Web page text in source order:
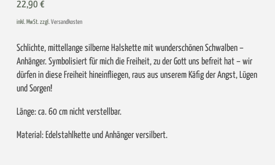
22,90 €
inkl. MwSt. zzgl. Versandkosten
Schlichte, mittellange silberne Halskette mit wunderschönen Schwalben –
Anhänger. Symbolisiert für mich die Freiheit, zu der Gott uns befreit hat – wir
dürfen in diese Freiheit hineinfliegen, raus aus unserem Käfig der Angst, Lügen
und Sorgen!
Länge: ca. 60 cm nicht verstellbar.
Material: Edelstahlkette und Anhänger versilbert.